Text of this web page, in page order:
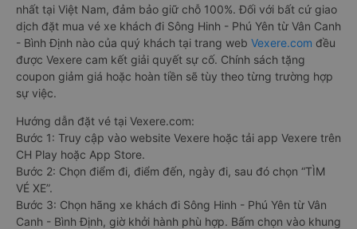
nhất tại Việt Nam, đảm bảo giữ chỗ 100%. Đối với bất cứ giao
dịch đặt mua vé xe khách đi Sông Hinh - Phú Yên từ Vân Canh
- Bình Định nào của quý khách tại trang web Vexere.com đều
được Vexere cam kết giải quyết sự cố. Chính sách tặng
coupon giảm giá hoặc hoàn tiền sẽ tùy theo từng trường hợp
sự việc.
Hướng dẫn đặt vé tại Vexere.com:
Bước 1: Truy cập vào website Vexere hoặc tải app Vexere trên
CH Play hoặc App Store.
Bước 2: Chọn điểm đi, điểm đến, ngày đi, sau đó chọn “TÌM
VÉ XE”.
Bước 3: Chọn hãng xe khách đi Sông Hinh - Phú Yên từ Vân
Canh - Bình Định, giờ khởi hành phù hợp. Bấm chọn vào khung